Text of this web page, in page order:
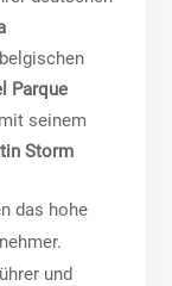
Parque
mit seinem
Storm
das hohe
und